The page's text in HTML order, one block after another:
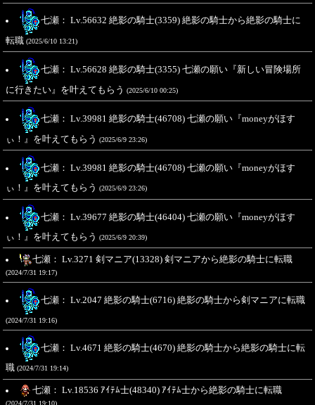
七瀬： Lv.56632 絶影の騎士(3359) 絶影の騎士から絶影の騎士に
転職 (2025/6/10 13:21)
七瀬： Lv.56628 絶影の騎士(3355) 七瀬の願い『新しい冒険場所
に行きたい』を叶えてもらう (2025/6/10 00:25)
七瀬： Lv.39981 絶影の騎士(46708) 七瀬の願い『moneyがほす
ぃ！』を叶えてもらう (2025/6/9 23:26)
七瀬： Lv.39981 絶影の騎士(46708) 七瀬の願い『moneyがほす
ぃ！』を叶えてもらう (2025/6/9 23:26)
七瀬： Lv.39677 絶影の騎士(46404) 七瀬の願い『moneyがほす
ぃ！』を叶えてもらう (2025/6/9 20:39)
七瀬： Lv.3271 剣マニア(13328) 剣マニアから絶影の騎士に転職
(2024/7/31 19:17)
七瀬： Lv.2047 絶影の騎士(6716) 絶影の騎士から剣マニアに転職
(2024/7/31 19:16)
七瀬： Lv.4671 絶影の騎士(4670) 絶影の騎士から絶影の騎士に転
職 (2024/7/31 19:14)
七瀬： Lv.18536 ｱｲﾃﾑ士(48340) ｱｲﾃﾑ士から絶影の騎士に転職
(2024/7/31 19:10)